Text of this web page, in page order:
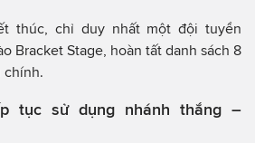
thúc, chỉ duy nhất một đội tuyển
Bracket Stage, hoàn tất danh sách 8
chính.
tục sử dụng nhánh thắng –